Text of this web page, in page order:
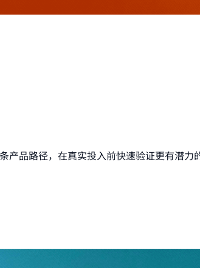
产品路径，在真实投入前快速验证更有潜力